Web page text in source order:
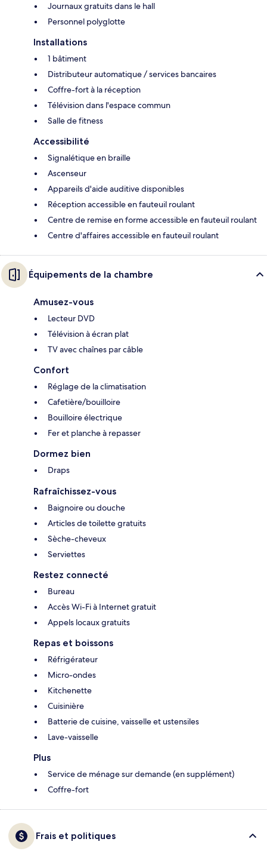
Journaux gratuits dans le hall
Personnel polyglotte
Installations
1 bâtiment
Distributeur automatique / services bancaires
Coffre-fort à la réception
Télévision dans l'espace commun
Salle de fitness
Accessibilité
Signalétique en braille
Ascenseur
Appareils d'aide auditive disponibles
Réception accessible en fauteuil roulant
Centre de remise en forme accessible en fauteuil roulant
Centre d'affaires accessible en fauteuil roulant
Équipements de la chambre
Amusez-vous
Lecteur DVD
Télévision à écran plat
TV avec chaînes par câble
Confort
Réglage de la climatisation
Cafetière/bouilloire
Bouilloire électrique
Fer et planche à repasser
Dormez bien
Draps
Rafraîchissez-vous
Baignoire ou douche
Articles de toilette gratuits
Sèche-cheveux
Serviettes
Restez connecté
Bureau
Accès Wi-Fi à Internet gratuit
Appels locaux gratuits
Repas et boissons
Réfrigérateur
Micro-ondes
Kitchenette
Cuisinière
Batterie de cuisine, vaisselle et ustensiles
Lave-vaisselle
Plus
Service de ménage sur demande (en supplément)
Coffre-fort
Frais et politiques